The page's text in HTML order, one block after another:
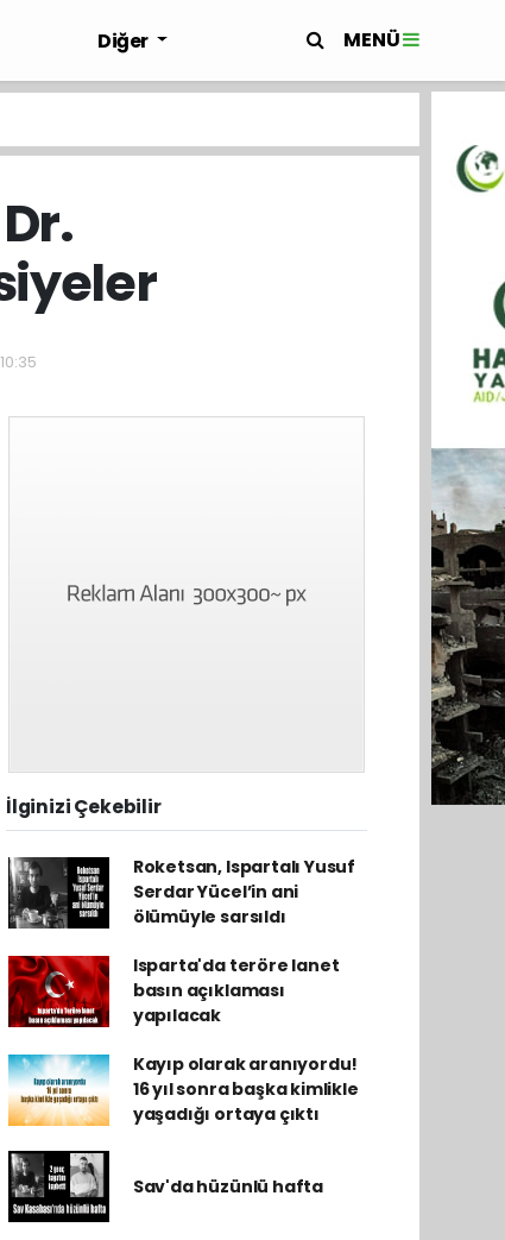
Diğer MENÜ
İlginizi Çekebilir
Roketsan, Ispartalı Yusuf
Serdar Yücel’in ani
ölümüyle sarsıldı
Isparta'da teröre lanet
basın açıklaması
yapılacak
Kayıp olarak aranıyordu!
16 yıl sonra başka kimlikle
yaşadığı ortaya çıktı
Sav'da hüzünlü hafta